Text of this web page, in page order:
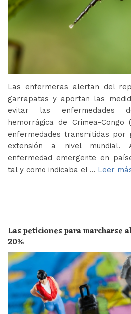
Las enfermeras alertan del
garrapatas y aportan las
evitar las enfermedades
hemorrágica de Crimea-Congo
enfermedades transmitidas por
extensión a nivel mundial.
enfermedad emergente en
tal y como indicaba el … Leer
Las peticiones para marcharse
20%